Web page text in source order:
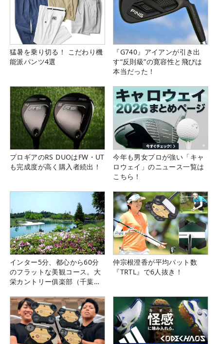
猛暑を乗り切る！ こだわり機
能派パンツ4選
『G740』アイアンが引き出
す“反則級”の寛容性と飛びは
本当だった！
プロギアのRS DUOはFW・UT
も完成度が高く購入者続出！
今年も男女プロが強い「キャ
ロウェイ」のニュース一覧は
こちら！
インター5分、都心から60分
のフラットな美観コース。大
栄カントリー俱楽部（千葉
仲宗根澄香が平均パット数
『TRTL』で6人抜き！